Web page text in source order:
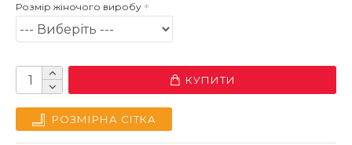
Розмір жіночого виробу
КУПИТИ
РОЗМІРНА СІТКА